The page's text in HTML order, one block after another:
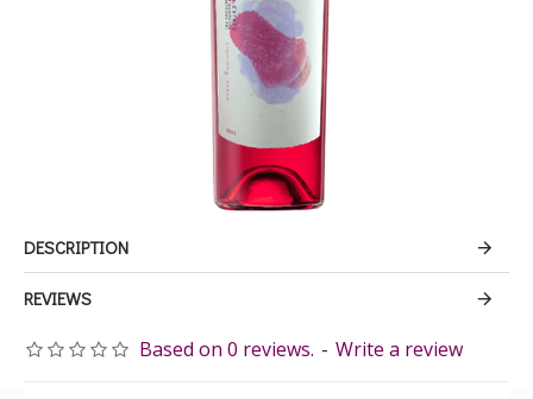
DESCRIPTION
REVIEWS
Based on 0 reviews. - Write a review